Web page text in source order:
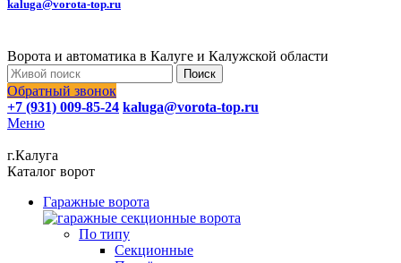
kaluga@vorota-top.ru
Ворота и автоматика в Калуге и Калужской области
Поиск
Обратный звонок
+7 (931) 009-85-24 kaluga@vorota-top.ru
Меню
г.Калуга
Каталог ворот
Гаражные ворота
По типу
Секционные